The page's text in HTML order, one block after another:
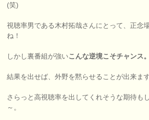
(笑)
視聴率男である木村拓哉さんにとって、正念
ね！
しかし裏番組が強いこんな逆境こそチャンス。
結果を出せば、外野を黙らせることが出来ます
さらっと高視聴率を出してくれそうな期待も
～。